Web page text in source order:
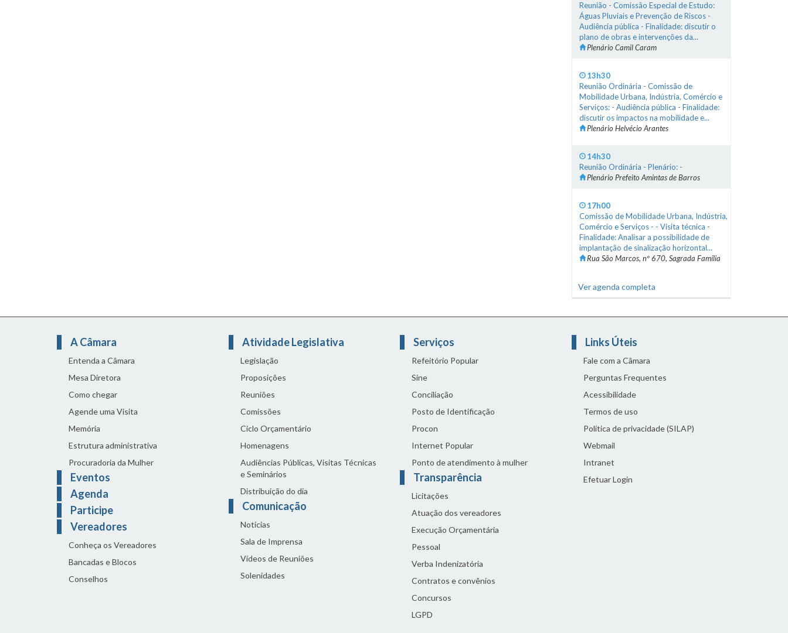
Reunião - Comissão Especial de Estudo:
Águas Pluviais e Prevenção de Riscos -
Audiência pública - Finalidade: discutir o
plano de obras e intervenções da...
Plenário Camil Caram
13h30
Reunião Ordinária - Comissão de
Mobilidade Urbana, Indústria, Comércio e
Serviços: - Audiência pública - Finalidade:
discutir os impactos na mobilidade e...
Plenário Helvécio Arantes
14h30
Reunião Ordinária - Plenário: -
Plenário Prefeito Amintas de Barros
17h00
Comissão de Mobilidade Urbana, Indústria,
Comércio e Serviços - - Visita técnica -
Finalidade: Analisar a possibilidade de
implantação de sinalização horizontal...
Rua São Marcos, nº 670, Sagrada Família
Ver agenda completa
A Câmara
Entenda a Câmara
Mesa Diretora
Como chegar
Agende uma Visita
Memória
Estrutura administrativa
Procuradoria da Mulher
Eventos
Agenda
Participe
Vereadores
Conheça os Vereadores
Bancadas e Blocos
Conselhos
Atividade Legislativa
Legislação
Proposições
Reuniões
Comissões
Ciclo Orçamentário
Homenagens
Audiências Públicas, Visitas Técnicas
e Seminários
Distribuição do dia
Comunicação
Notícias
Sala de Imprensa
Vídeos de Reuniões
Solenidades
Serviços
Refeitório Popular
Sine
Conciliação
Posto de Identificação
Procon
Internet Popular
Ponto de atendimento à mulher
Transparência
Licitações
Atuação dos vereadores
Execução Orçamentária
Pessoal
Verba Indenizatória
Contratos e convênios
Concursos
LGPD
Links Úteis
Fale com a Câmara
Perguntas Frequentes
Acessibilidade
Termos de uso
Política de privacidade (SILAP)
Webmail
Intranet
Efetuar Login